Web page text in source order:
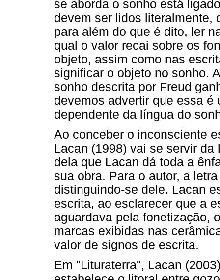
se aborda o sonho está
devem ser lidos literalmente,
para além do que é dito, ler
qual o valor recai sobre os
objeto, assim como nas
significar o objeto no sonho.
sonho descrita por Freud
devemos advertir que essa é
dependente da língua do
Ao conceber o inconsciente
Lacan (1998) vai se servir
dela que Lacan dá toda a
sua obra. Para o autor, a
distinguindo-se dele. Lacan
escrita, ao esclarecer que a
aguardava pela fonetização,
marcas exibidas nas
valor de signos de escrita.
Em "Lituraterra", Lacan